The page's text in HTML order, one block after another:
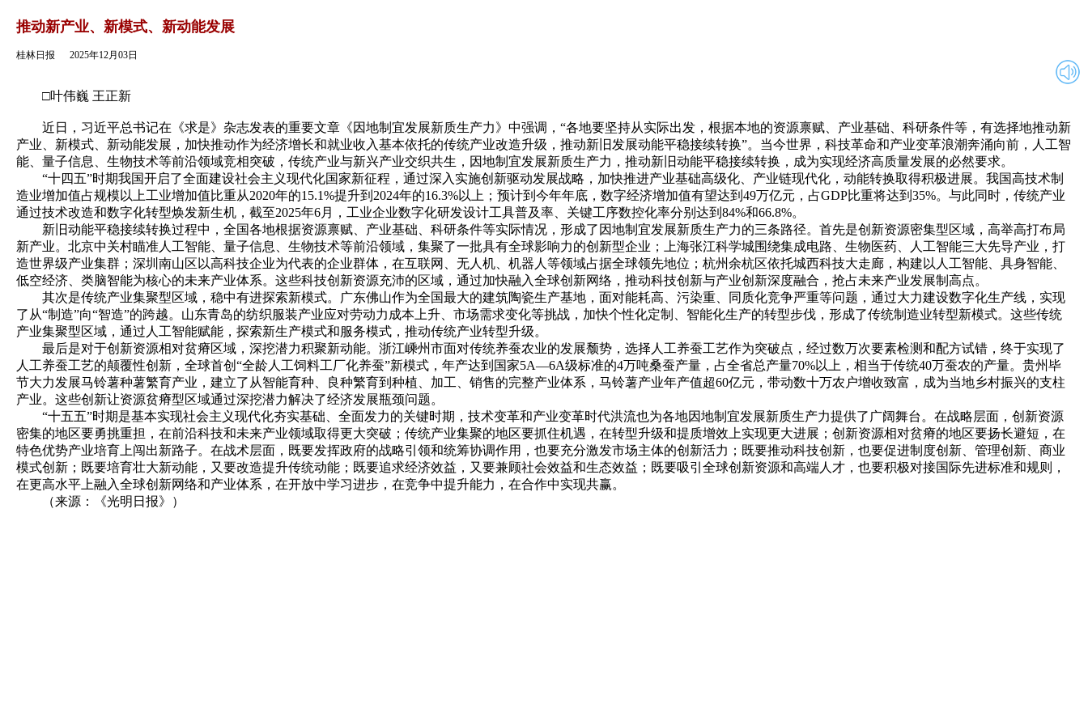
返回
推动新产业、新模式、新动能发展
桂林日报 2025年12月03日
□叶伟巍 王正新
近日，习近平总书记在《求是》杂志发表的重要文章《因地制宜发展新质生产力》中强调，“各地要坚持从实际出发，根据本地的资源禀赋、产业基础、科研条件等，有选择地推动新
产业、新模式、新动能发展，加快推动作为经济增长和就业收入基本依托的传统产业改造升级，推动新旧发展动能平稳接续转换”。当今世界，科技革命和产业变革浪潮奔涌向前，人工智
能、量子信息、生物技术等前沿领域竞相突破，传统产业与新兴产业交织共生，因地制宜发展新质生产力，推动新旧动能平稳接续转换，成为实现经济高质量发展的必然要求。
“十四五”时期我国开启了全面建设社会主义现代化国家新征程，通过深入实施创新驱动发展战略，加快推进产业基础高级化、产业链现代化，动能转换取得积极进展。我国高技术制
造业增加值占规模以上工业增加值比重从2020年的15.1%提升到2024年的16.3%以上；预计到今年年底，数字经济增加值有望达到49万亿元，占GDP比重将达到35%。与此同时，传统产业
通过技术改造和数字化转型焕发新生机，截至2025年6月，工业企业数字化研发设计工具普及率、关键工序数控化率分别达到84%和66.8%。
新旧动能平稳接续转换过程中，全国各地根据资源禀赋、产业基础、科研条件等实际情况，形成了因地制宜发展新质生产力的三条路径。首先是创新资源密集型区域，高举高打布局
新产业。北京中关村瞄准人工智能、量子信息、生物技术等前沿领域，集聚了一批具有全球影响力的创新型企业；上海张江科学城围绕集成电路、生物医药、人工智能三大先导产业，打
造世界级产业集群；深圳南山区以高科技企业为代表的企业群体，在互联网、无人机、机器人等领域占据全球领先地位；杭州余杭区依托城西科技大走廊，构建以人工智能、具身智能、
低空经济、类脑智能为核心的未来产业体系。这些科技创新资源充沛的区域，通过加快融入全球创新网络，推动科技创新与产业创新深度融合，抢占未来产业发展制高点。
其次是传统产业集聚型区域，稳中有进探索新模式。广东佛山作为全国最大的建筑陶瓷生产基地，面对能耗高、污染重、同质化竞争严重等问题，通过大力建设数字化生产线，实现
了从“制造”向“智造”的跨越。山东青岛的纺织服装产业应对劳动力成本上升、市场需求变化等挑战，加快个性化定制、智能化生产的转型步伐，形成了传统制造业转型新模式。这些传统
产业集聚型区域，通过人工智能赋能，探索新生产模式和服务模式，推动传统产业转型升级。
最后是对于创新资源相对贫瘠区域，深挖潜力积聚新动能。浙江嵊州市面对传统养蚕农业的发展颓势，选择人工养蚕工艺作为突破点，经过数万次要素检测和配方试错，终于实现了
人工养蚕工艺的颠覆性创新，全球首创“全龄人工饲料工厂化养蚕”新模式，年产达到国家5A—6A级标准的4万吨桑蚕产量，占全省总产量70%以上，相当于传统40万蚕农的产量。贵州毕
节大力发展马铃薯种薯繁育产业，建立了从智能育种、良种繁育到种植、加工、销售的完整产业体系，马铃薯产业年产值超60亿元，带动数十万农户增收致富，成为当地乡村振兴的支柱
产业。这些创新让资源贫瘠型区域通过深挖潜力解决了经济发展瓶颈问题。
“十五五”时期是基本实现社会主义现代化夯实基础、全面发力的关键时期，技术变革和产业变革时代洪流也为各地因地制宜发展新质生产力提供了广阔舞台。在战略层面，创新资源
密集的地区要勇挑重担，在前沿科技和未来产业领域取得更大突破；传统产业集聚的地区要抓住机遇，在转型升级和提质增效上实现更大进展；创新资源相对贫瘠的地区要扬长避短，在
特色优势产业培育上闯出新路子。在战术层面，既要发挥政府的战略引领和统筹协调作用，也要充分激发市场主体的创新活力；既要推动科技创新，也要促进制度创新、管理创新、商业
模式创新；既要培育壮大新动能，又要改造提升传统动能；既要追求经济效益，又要兼顾社会效益和生态效益；既要吸引全球创新资源和高端人才，也要积极对接国际先进标准和规则，
在更高水平上融入全球创新网络和产业体系，在开放中学习进步，在竞争中提升能力，在合作中实现共赢。
（来源：《光明日报》）